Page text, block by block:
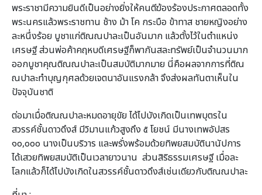
พระราชามีความยินดีเป็นอย่างยิ่งให้คนตีฆ้องร้องประกาศตลอดทั้ง
พระนครแล้วพระราชทาน ช้าง ม้า โค กระบือ ข้าทาส ชายหญิงอย่าง
ละหนึ่งร้อย บูชาแก่ติณณปาละเป็นอันมาก แล้วตั้งไว้ในตำแหน่ง
เศรษฐี ส่วนพ่อค้าคฤหบดีเศรษฐีก็พากันสละทรัพย์เป็นจำนวนมาก
ออกบูชาคุณติณณปาละเป็นสมบัติมากมาย นี่คือผลจากการที่ติณ
ณปาละทำบุญกุศลด้วยเจตนาอันแรงกล้า จึงส่งผลทันตาเห็นใน
ปัจจุบันชาติ
ต่อมาเมื่อติณณปาละหมดอายุขัย ได้ไปบังเกิดเป็นเทพบุตรใน
สวรรค์ชั้นดาวดึงส์ มีวิมานแก้วสูงถึง ๕ โยชน์ มีนางเทพอัปสร
๑๐,๐๐๐ นางเป็นบริวาร และพรั่งพร้อมด้วยทิพยสมบัตินานัปการ
ได้เสวยทิพยสมบัติเป็นเวลายาวนาน ส่วนสิริธรรมเศรษฐี เมื่อละ
โลกแล้วก็ได้ไปบังเกิดในสวรรค์ชั้นดาวดึงส์เช่นเดียวกับติณณปาละ